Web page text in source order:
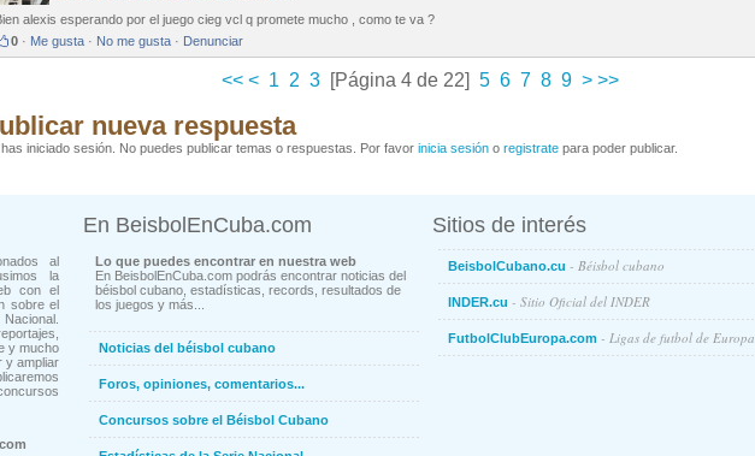
alexis esperando por el juego cieg vcl q promete mucho , como te va ?
0 · Me gusta · No me gusta · Denunciar
<< < 1 2 3 [Página 4 de 22] 5 6 7 8 9 > >>
nueva respuesta
iniciado sesión. No puedes publicar temas o respuestas. Por favor inicia sesión o registrate para poder publicar.
al
la
con el
sobre el
y mucho
y ampliar
En BeisbolEnCuba.com
Lo que puedes encontrar en nuestra web
En BeisbolEnCuba.com podrás encontrar noticias del
béisbol cubano, estadísticas, records, resultados de
los juegos y más...
Noticias del béisbol cubano
Foros, opiniones, comentarios...
Concursos sobre el Béisbol Cubano
Sitios de interés
BeisbolCubano.cu - Béisbol cubano
INDER.cu - Sitio Oficial del INDER
FutbolClubEuropa.com - Ligas de futbol de Europa